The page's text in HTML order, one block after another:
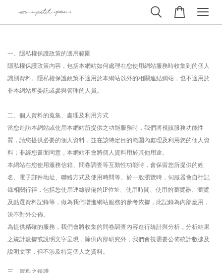
一、隱私權保護政策的適用範圍
隱私權保護政策內容，包括本網站如何處理在您使用網站服務時收集到的個人
識別資料。隱私權保護政策不適用於本網站以外的相關連結網站，也不適用於
非本網站所委託或參與管理的人員。
二、個人資料的蒐集、處理及利用方式
當您造訪本網站或使用本網站所提供之功能服務時，我們將視該服務功能性
質，請您提供必要的個人資料，並在該特定目的範圍內處理及利用您的個人資
料；非經您書面同意，本網站不會將個人資料用於其他用途。
本網站在您使用服務信箱、問卷調查等互動性功能時，會保留您所提供的姓
名、電子郵件地址、聯絡方式及使用時間等。於一般瀏覽時，伺服器會自行記
錄相關行徑，包括您使用連線設備的IP位址、使用時間、使用的瀏覽器、瀏覽
及點選資料記錄等，做為我們增進網站服務的參考依據，此記錄為內部應用，
決不對外公佈。
為提供精確的服務，我們會將收集的問卷調查內容進行統計與分析，分析結果
之統計數據或說明文字呈現，除供內部研究外，我們會視需要公佈統計數據及
說明文字，但不涉及特定個人之資料。
三、資料之保護